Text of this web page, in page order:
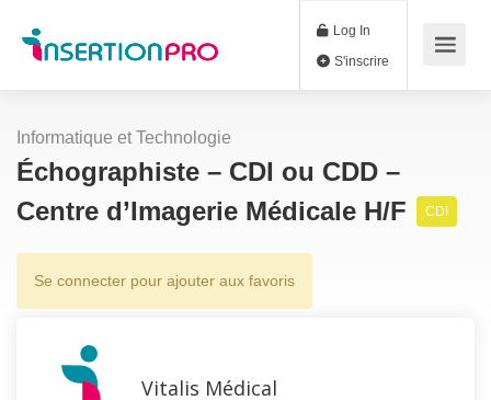
Log In
Informatique et Technologie
Échographiste – CDI ou CDD –
Centre d’Imagerie Médicale H/F
CDI
Se connecter pour ajouter aux favoris
Vitalis Médical